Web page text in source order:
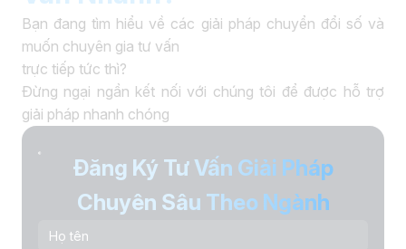
Bạn đang tìm hiểu về các giải pháp chuyển đổi số và
muốn chuyên gia tư vấn
trực tiếp tức thì?
Đừng ngại ngần kết nối với chúng tôi để được hỗ trợ
giải pháp nhanh chóng
Đăng Ký Tư Vấn Giải Pháp
Chuyên Sâu Theo Ngành